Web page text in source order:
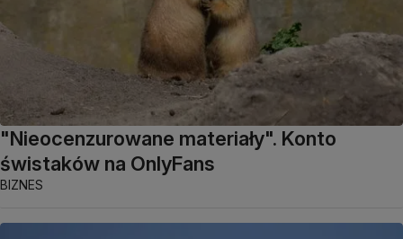
"Nieocenzurowane materiały". Konto
świstaków na OnlyFans
BIZNES